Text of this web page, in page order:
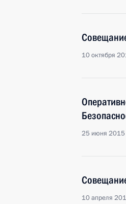
10 октября
25 июня 2015
10 апреля